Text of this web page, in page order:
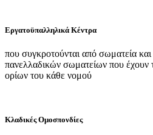
Εργατοϋπαλληλικά Κέντρα
που συγκροτούνται από σωματεία
πανελλαδικών σωματείων που έχουν
ορίων του κάθε νομού
Κλαδικές Ομοσπονδίες